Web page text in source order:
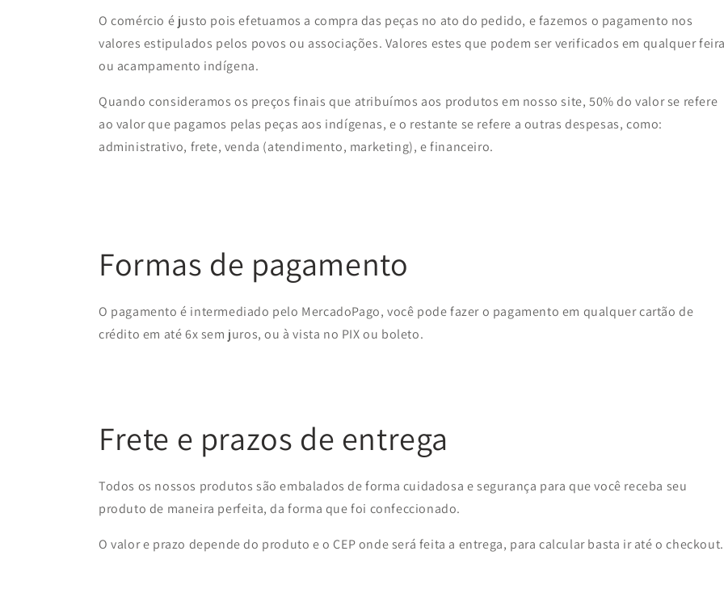
O comércio é justo pois efetuamos a compra das peças no ato do pedido, e fazemos o pagamento nos
valores estipulados pelos povos ou associações. Valores estes que podem ser verificados em qualquer
ou acampamento indígena.
Quando consideramos os preços finais que atribuímos aos produtos em nosso site, 50% do valor se refere
ao valor que pagamos pelas peças aos indígenas, e o restante se refere a outras despesas, como:
administrativo, frete, venda (atendimento, marketing), e financeiro.
Formas de pagamento
O pagamento é intermediado pelo MercadoPago, você pode fazer o pagamento em qualquer cartão de
crédito em até 6x sem juros, ou à vista no PIX ou boleto.
Frete e prazos de entrega
Todos os nossos produtos são embalados de forma cuidadosa e segurança para que você receba seu
produto de maneira perfeita, da forma que foi confeccionado.
O valor e prazo depende do produto e o CEP onde será feita a entrega, para calcular basta ir até o checkout.